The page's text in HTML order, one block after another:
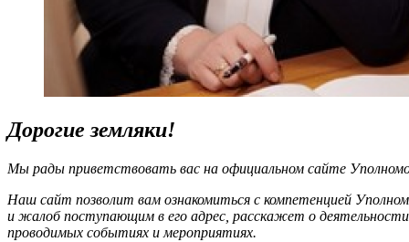
Дорогие земляки!
Мы рады приветствовать вас на официальном сайте
Наш сайт позволит вам ознакомиться с компетенцией
и жалоб поступающим в его адрес, расскажет о
проводимых событиях и мероприятиях.